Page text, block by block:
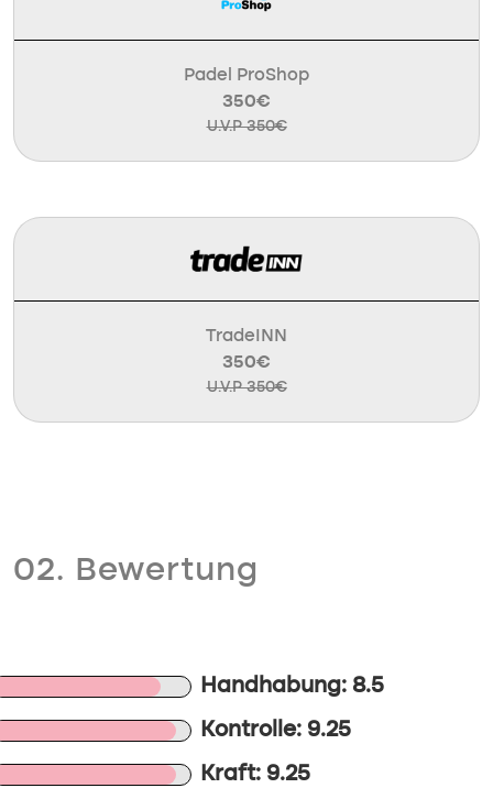
Padel ProShop
350€
U.V.P 350€
TradeINN
350€
U.V.P 350€
02. Bewertung
Handhabung: 8.5
Kontrolle: 9.25
Kraft: 9.25